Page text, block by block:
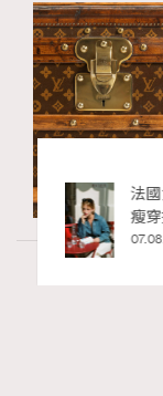
私藏的顯